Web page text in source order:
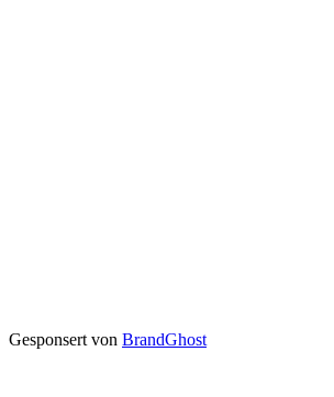
Gesponsert von BrandGhost